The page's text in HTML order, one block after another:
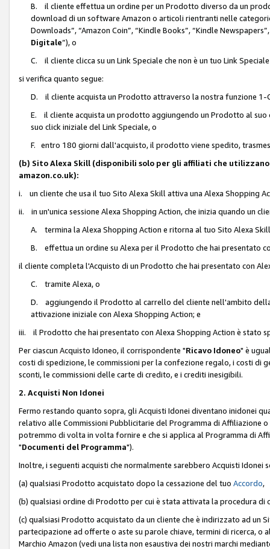
B. il cliente effettua un ordine per un Prodotto diverso da un
download di un software Amazon o articoli rientranti nelle categorie
Downloads”, “Amazon Coin”, “Kindle Books”, “Kindle
Digitale”), o
C. il cliente clicca su un Link Speciale che non è un tuo Link
si verifica quanto segue:
D. il cliente acquista un Prodotto attraverso la nostra funzione 1-
E. il cliente acquista un prodotto aggiungendo un Prodotto al
suo click iniziale del Link Speciale, o
F. entro 180 giorni dall'acquisto, il prodotto viene spedito,
(b) Sito Alexa Skill (disponibili solo per gli affiliati che
amazon.co.uk):
i. un cliente che usa il tuo Sito Alexa Skill attiva una Alexa Shopping
ii. in un'unica sessione Alexa Shopping Action, che inizia quando un
A. termina la Alexa Shopping Action e ritorna al tuo Sito Alexa
B. effettua un ordine su Alexa per il Prodotto che hai presentato
il cliente completa l'Acquisto di un Prodotto che hai presentato con
C. tramite Alexa, o
D. aggiungendo il Prodotto al carrello del cliente nell'ambito
attivazione iniziale con Alexa Shopping Action; e
iii. il Prodotto che hai presentato con Alexa Shopping Action è stato
Per ciascun Acquisto Idoneo, il corrispondente "Ricavo Idoneo" è
costi di spedizione, le commissioni per la confezione regalo, i costi di
sconti, le commissioni delle carte di credito, e i crediti inesigibili.
2. Acquisti Non Idonei
Fermo restando quanto sopra, gli Acquisti Idonei diventano inidonei
relativo alle Commissioni Pubblicitarie del Programma di Affiliazione
potremmo di volta in volta fornire e che si applica al Programma di
"Documenti del Programma").
Inoltre, i seguenti acquisti che normalmente sarebbero Acquisti
(a) qualsiasi Prodotto acquistato dopo la cessazione del tuo Accordo,
(b) qualsiasi ordine di Prodotto per cui è stata attivata la procedura di
(c) qualsiasi Prodotto acquistato da un cliente che è indirizzato ad un
partecipazione ad offerte o aste su parole chiave, termini di ricerca,
Marchio Amazon (vedi una lista non esaustiva dei nostri marchi